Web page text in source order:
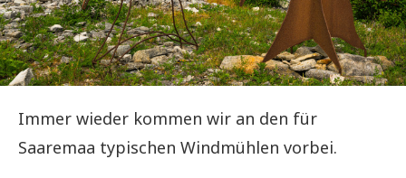
Immer wieder kommen wir an den für
Saaremaa typischen Windmühlen vorbei.